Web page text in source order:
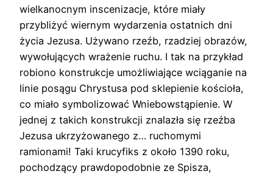
wielkanocnym inscenizacje, które miały
przybliżyć wiernym wydarzenia ostatnich dni
życia Jezusa. Używano rzeźb, rzadziej obrazów,
wywołujących wrażenie ruchu. I tak na przykład
robiono konstrukcje umożliwiające wciąganie na
linie posągu Chrystusa pod sklepienie kościoła,
co miało symbolizować Wniebowstąpienie. W
jednej z takich konstrukcji znalazła się rzeźba
Jezusa ukrzyżowanego z… ruchomymi
ramionami! Taki krucyfiks z około 1390 roku,
pochodzący prawdopodobnie ze Spisza,